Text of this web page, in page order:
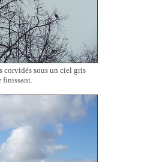
corvidés sous un ciel gris
finissant.